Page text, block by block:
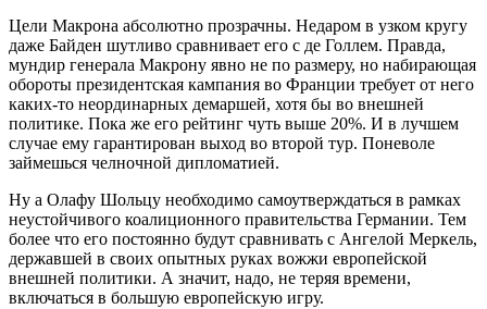
Цели Макрона абсолютно прозрачны. Недаром в узком кругу
даже Байден шутливо сравнивает его с де Голлем. Правда,
мундир генерала Макрону явно не по размеру, но набирающая
обороты президентская кампания во Франции требует от него
каких-то неординарных демаршей, хотя бы во внешней
политике. Пока же его рейтинг чуть выше 20%. И в лучшем
случае ему гарантирован выход во второй тур. Поневоле
займешься челночной дипломатией.
Ну а Олафу Шольцу необходимо самоутверждаться в рамках
неустойчивого коалиционного правительства Германии. Тем
более что его постоянно будут сравнивать с Ангелой Меркель,
державшей в своих опытных руках вожжи европейской
внешней политики. А значит, надо, не теряя времени,
включаться в большую европейскую игру.